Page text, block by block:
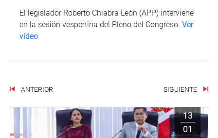
El legislador Roberto Chiabra León (APP) interviene
en la sesión vespertina del Pleno del Congreso. Ver
vídeo
ANTERIOR SIGUIENTE
13
01